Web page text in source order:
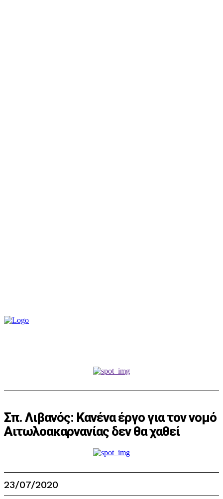
Σπ. Λιβανός: Κανένα έργο για τον νομό
Αιτωλοακαρνανίας δεν θα χαθεί
23/07/2020